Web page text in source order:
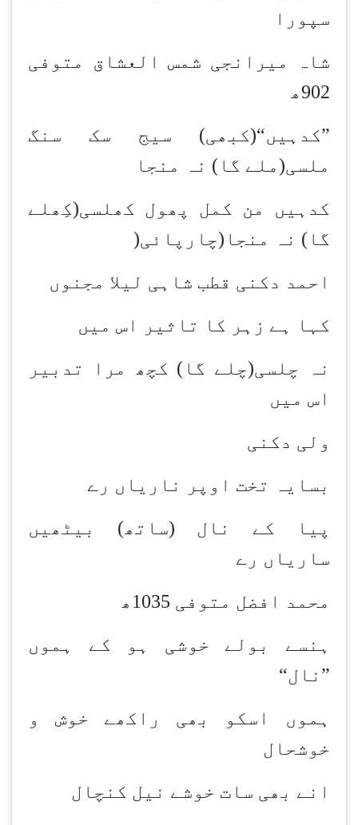
سپورا
شاہ میرانجی شمس العشاق متوفی
902ھ
”کدہیں“(کبھی) سیج سک سنگ
ملسی(ملے گا) نہ منجا
کدہیں من کمل پھول کھلسی(کِھلے
گا) نہ منجا(چارپائی)
احمد دکنی قطب شاہی لیلا مجنوں
کہا ہے زہر کا تاثیر اس میں
نہ چلسی(چلے گا) کچھ مرا تدبیر
اس میں
ولی دکنی
بسایہ تخت اوپر ناریاں رے
پیا کے نال (ساتھ) بیٹھیں
ساریاں رے
محمد افضل متوفی 1035ھ
ہنسے بولے خوشی ہو کے ہموں
”نال“
ہموں اسکو بھی راکھے خوش و
خوشحال
انے بھی سات خوشے نیل کنچال